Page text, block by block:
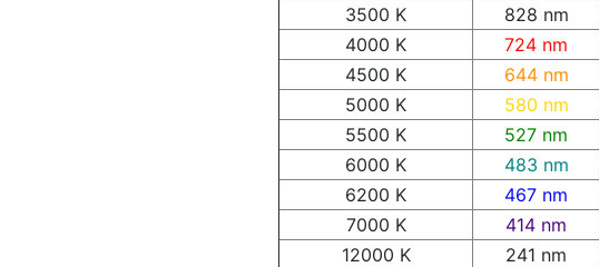
3500 K
828 nm
4000 K
724 nm
4500 K
644 nm
5000 K
580 nm
5500 K
527 nm
6000 K 483 nm
6200 K
467 nm
7000 K
414 nm
12000 K 241 nm